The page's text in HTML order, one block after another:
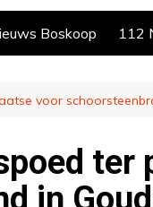
Boskoop 112
voor
ter
in